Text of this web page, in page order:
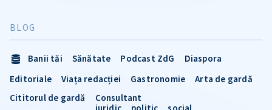
BLOG
Banii tăi Sănătate Podcast ZdG
Diaspora
Editoriale
Viața redacției Gastronomie
Arta de gardă
Cititorul de gardă
Consultant